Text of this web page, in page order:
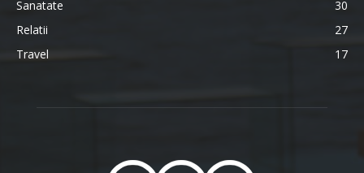
Sanatate
30
Relatii
27
Travel
17